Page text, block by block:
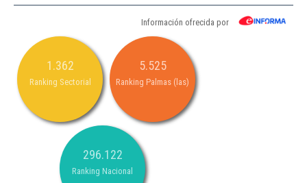
Información ofrecida por
1.362
Ranking Sectorial
5.525
Ranking Palmas (las)
296.122
Ranking Nacional